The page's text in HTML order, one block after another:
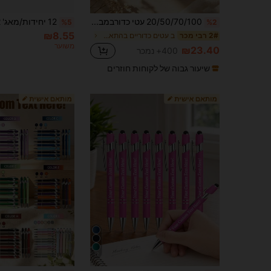
%2
2# רבי מכר ב עטים כדוריים בהתאמה אישית
₪23.40 400+ נמכר
שיעור גבוה של לקוחות חוזרים
%5
₪8.55
משוער